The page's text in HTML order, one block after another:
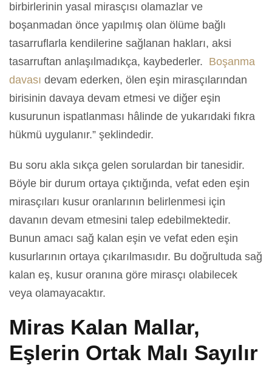
birbirlerinin yasal mirasçısı olamazlar ve
boşanmadan önce yapılmış olan ölüme bağlı
tasarruflarla kendilerine sağlanan hakları, aksi
tasarruftan anlaşılmadıkça, kaybederler. Boşanma
davası devam ederken, ölen eşin mirasçılarından
birisinin davaya devam etmesi ve diğer eşin
kusurunun ispatlanması hâlinde de yukarıdaki fıkra
hükmü uygulanır.” şeklindedir.
Bu soru akla sıkça gelen sorulardan bir tanesidir.
Böyle bir durum ortaya çıktığında, vefat eden eşin
mirasçıları kusur oranlarının belirlenmesi için
davanın devam etmesini talep edebilmektedir.
Bunun amacı sağ kalan eşin ve vefat eden eşin
kusurlarının ortaya çıkarılmasıdır. Bu doğrultuda sağ
kalan eş, kusur oranına göre mirasçı olabilecek
veya olamayacaktır.
Miras Kalan Mallar,
Eşlerin Ortak Malı Sayılır